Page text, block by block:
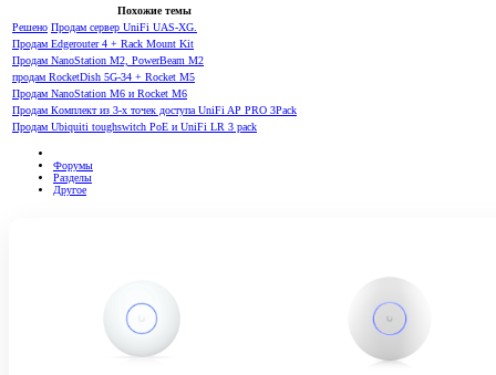
Похожие темы
Решено Продам сервер UniFi UAS-XG.
Продам Edgerouter 4 + Rack Mount Kit
Продам NanoStation M2, PowerBeam M2
продам RocketDish 5G-34 + Rocket M5
Продам NanoStation M6 и Rocket M6
Продам Комплект из 3-х точек доступа UniFi AP PRO 3Pack
Продам Ubiquiti toughswitch PoE и UniFi LR 3 pack
Форумы
Разделы
Другое